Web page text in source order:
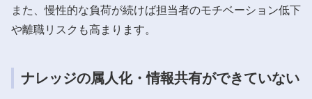
また、慢性的な負荷が続けば担当者のモチベーション低下
や離職リスクも高まります。
ナレッジの属人化・情報共有ができていない